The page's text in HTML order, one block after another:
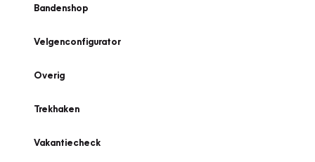
Bandenshop
Velgenconfigurator
Overig
Trekhaken
Vakantiecheck